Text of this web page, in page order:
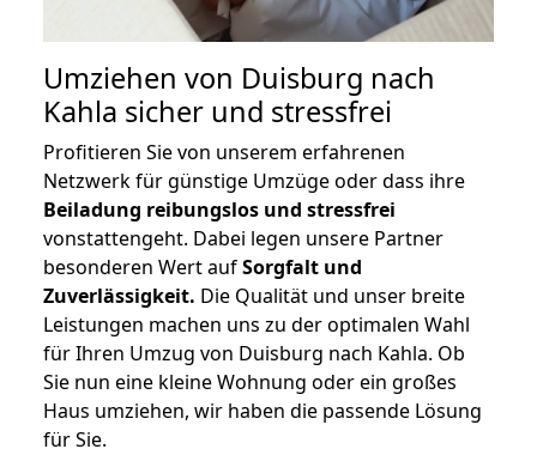
Umziehen von Duisburg nach
Kahla sicher und stressfrei
Profitieren Sie von unserem erfahrenen
Netzwerk für günstige Umzüge oder dass ihre
Beiladung reibungslos und stressfrei
vonstattengeht. Dabei legen unsere Partner
besonderen Wert aufSorgfalt und
Zuverlässigkeit. Die Qualität und unser breite
Leistungen machen uns zu der optimalen Wahl
für Ihren Umzug von Duisburg nach Kahla. Ob
Sie nun eine kleine Wohnung oder ein großes
Haus umziehen, wir haben die passende Lösung
für Sie.